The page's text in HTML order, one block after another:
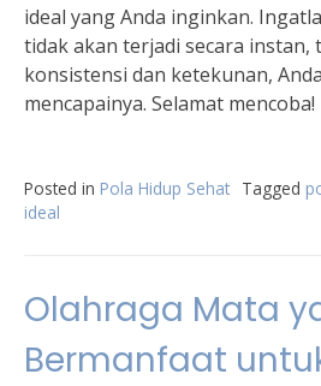
ideal yang Anda inginkan.
tidak akan terjadi secara instan,
konsistensi dan ketekunan,
mencapainya. Selamat mencoba!
Posted in Pola Hidup Sehat Tagged
ideal
Olahraga Mata
Bermanfaat